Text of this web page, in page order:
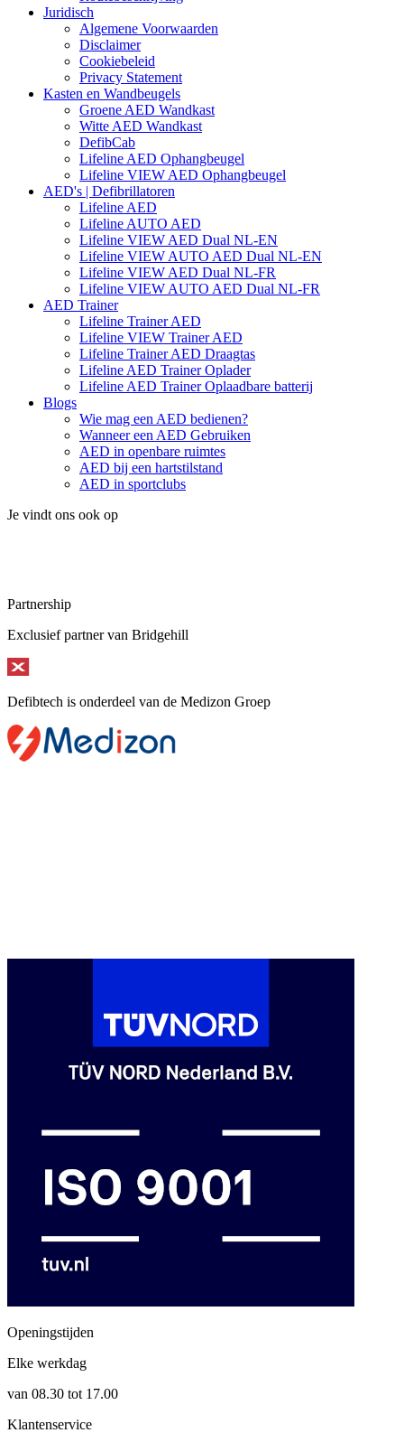
Juridisch
Algemene Voorwaarden
Disclaimer
Cookiebeleid
Privacy Statement
Kasten en Wandbeugels
Groene AED Wandkast
Witte AED Wandkast
DefibCab
Lifeline AED Ophangbeugel
Lifeline VIEW AED Ophangbeugel
AED's | Defibrillatoren
Lifeline AED
Lifeline AUTO AED
Lifeline VIEW AED Dual NL-EN
Lifeline VIEW AUTO AED Dual NL-EN
Lifeline VIEW AED Dual NL-FR
Lifeline VIEW AUTO AED Dual NL-FR
AED Trainer
Lifeline Trainer AED
Lifeline VIEW Trainer AED
Lifeline Trainer AED Draagtas
Lifeline AED Trainer Oplader
Lifeline AED Trainer Oplaadbare batterij
Blogs
Wie mag een AED bedienen?
Wanneer een AED Gebruiken
AED in openbare ruimtes
AED bij een hartstilstand
AED in sportclubs
Je vindt ons ook op
Partnership
Exclusief partner van Bridgehill
Defibtech is onderdeel van de Medizon Groep
Openingstijden
Elke werkdag
van 08.30 tot 17.00
Klantenservice